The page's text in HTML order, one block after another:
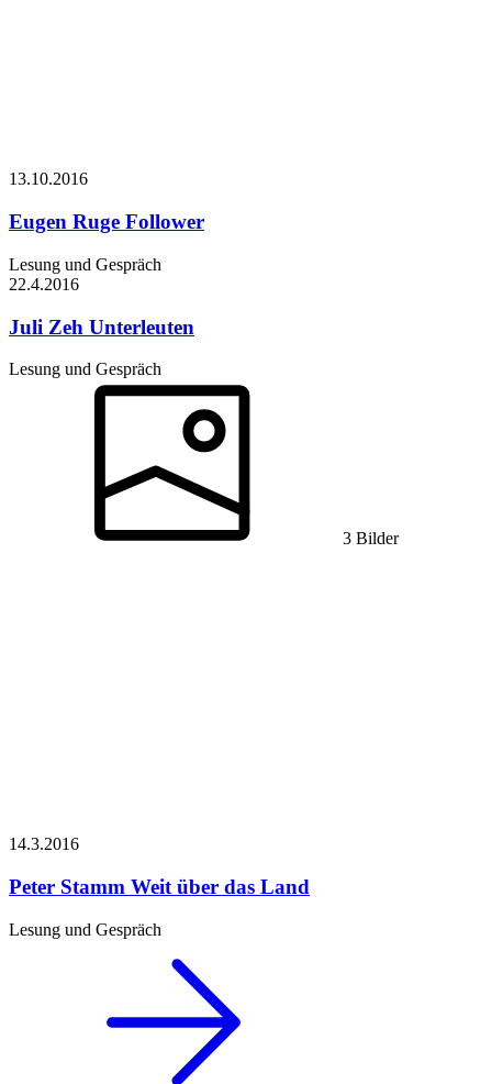
13.10.2016
Eugen Ruge Follower
Lesung und Gespräch
22.4.2016
Juli Zeh Unterleuten
Lesung und Gespräch
3 Bilder
14.3.2016
Peter Stamm Weit über das Land
Lesung und Gespräch